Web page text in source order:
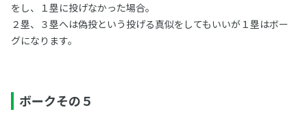
をし、１塁に投げなかった場合。
２塁、３塁へは偽投という投げる真似をしてもいいが１塁はボー
グになります。
ボークその５